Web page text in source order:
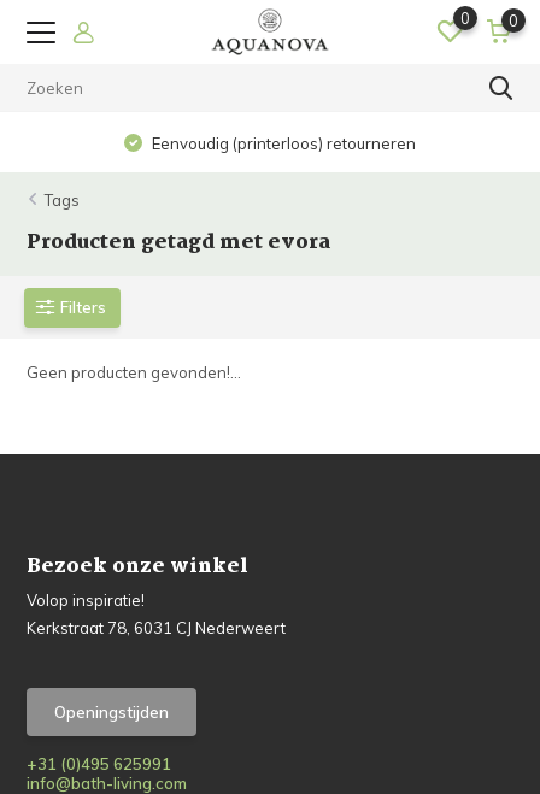
0 0
Eenvoudig (printerloos) retourneren
Tags
Producten getagd met evora
Filters
Geen producten gevonden!...
Bezoek onze winkel
Volop inspiratie!
Kerkstraat 78, 6031 CJ Nederweert
Openingstijden
+31 (0)495 625991
info@bath-living.com